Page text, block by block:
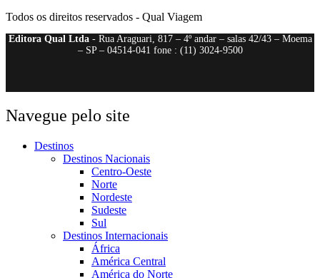
Todos os direitos reservados - Qual Viagem
Editora Qual Ltda- Rua Araguari, 817 – 4º andar – salas 42/43 – Moema
– SP – 04514-041 fone : (11) 3024-9500
Navegue pelo site
Destinos
Destinos Nacionais
Centro-Oeste
Norte
Nordeste
Sudeste
Sul
Destinos Internacionais
África
América Central
América do Norte